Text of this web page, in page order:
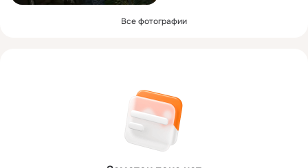
Все фотографии